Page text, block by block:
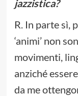
jazzistica?
R. In parte sì,
‘animi’ non
movimenti,
anziché
da me